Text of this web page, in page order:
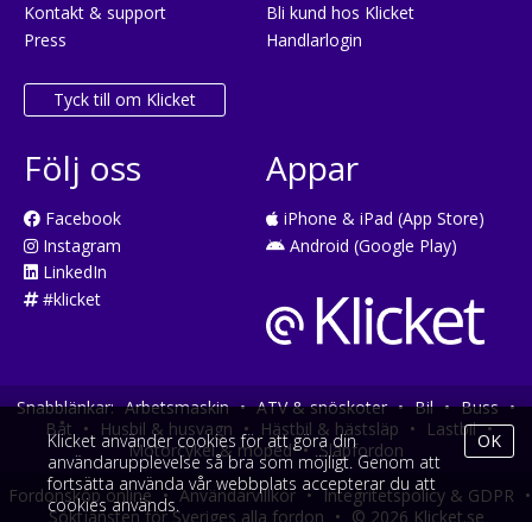
Kontakt & support
Press
Tyck till om Klicket
Bli kund hos Klicket
Handlarlogin
Följ oss
Facebook
Instagram
LinkedIn
#klicket
Appar
iPhone & iPad (App Store)
Android (Google Play)
Snabblänkar: Arbetsmaskin • ATV & snöskoter • Bil • Buss •
Båt • Husbil & husvagn • Hästbil & hästsläp • Lastbil •
Motorcykel & moped • Släpfordon
Fordonsköp online • Användarvillkor • Integritetspolicy & GDPR •
Söktjänsten för Sveriges alla fordon • © 2026 Klicket.se
Klicket använder cookies för att göra din
användarupplevelse så bra som möjligt. Genom att
fortsätta använda vår webbplats accepterar du att
cookies används.
OK